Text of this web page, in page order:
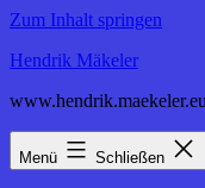
Zum Inhalt springen
Hendrik Mäkeler
www.hendrik.maekeler.eu
Menü Schließen